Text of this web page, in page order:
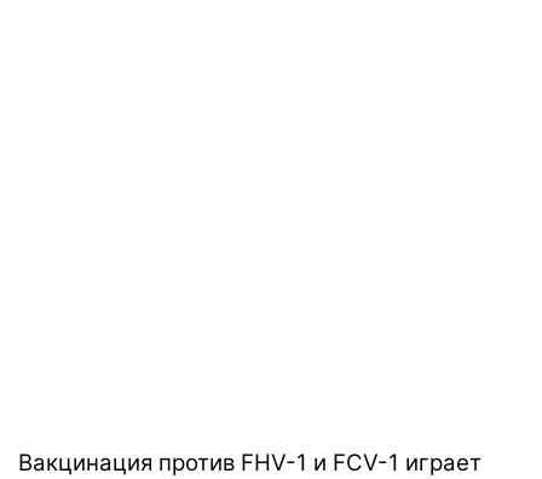
Вакцинация против FHV-1 и FCV-1 играет